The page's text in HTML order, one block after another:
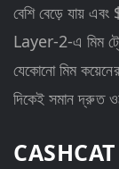
বেশি বেড়ে যায় এবং
Layer-2-এ মিম
যেকোনো মিম
দিকেই সমান দ্রুত
CASHCAT